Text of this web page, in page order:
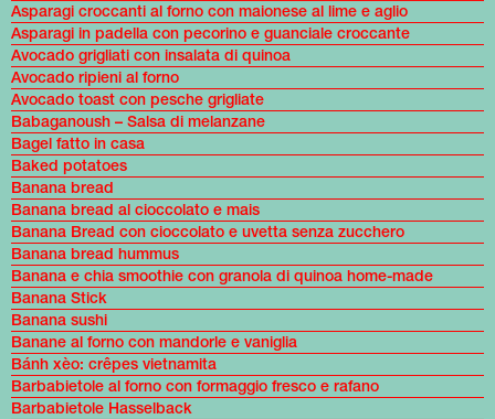
Asparagi croccanti al forno con maionese al lime e aglio
Asparagi in padella con pecorino e guanciale croccante
Avocado grigliati con insalata di quinoa
Avocado ripieni al forno
Avocado toast con pesche grigliate
Babaganoush – Salsa di melanzane
Bagel fatto in casa
Baked potatoes
Banana bread
Banana bread al cioccolato e mais
Banana Bread con cioccolato e uvetta senza zucchero
Banana bread hummus
Banana e chia smoothie con granola di quinoa home-made
Banana Stick
Banana sushi
Banane al forno con mandorle e vaniglia
Bánh xèo: crêpes vietnamita
Barbabietole al forno con formaggio fresco e rafano
Barbabietole Hasselback